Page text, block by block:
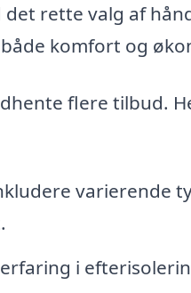
rette valg af
komfort og
flere tilbud.
varierende
i